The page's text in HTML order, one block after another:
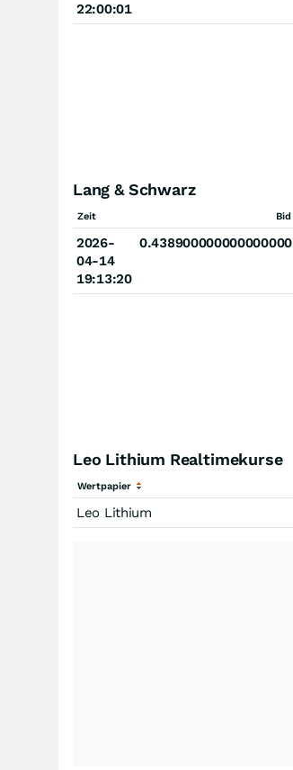
22:00:01
Lang & Schwarz
Zeit Bid
2026-
04-14
19:13:20
0.438900000000000000
Leo Lithium Realtimekurse
Wertpapier
Leo Lithium